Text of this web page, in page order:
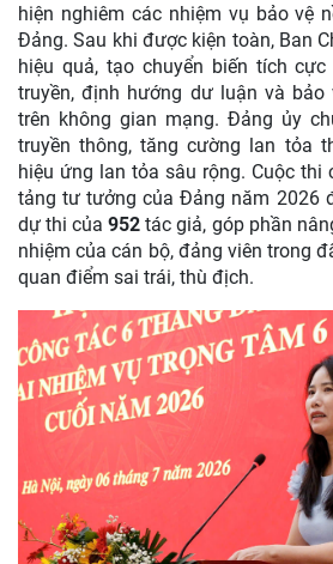
hiện nghiêm các nhiệm vụ bảo vệ
Đảng. Sau khi được kiện toàn, Ban
hiệu quả, tạo chuyển biến tích
truyền, định hướng dư luận và
trên không gian mạng. Đảng ủy
truyền thông, tăng cường lan tỏa
hiệu ứng lan tỏa sâu rộng. Cuộc thi
tảng tư tưởng của Đảng năm 2026
dự thi của952 tác giả, góp phần
nhiệm của cán bộ, đảng viên trong
quan điểm sai trái, thù địch.